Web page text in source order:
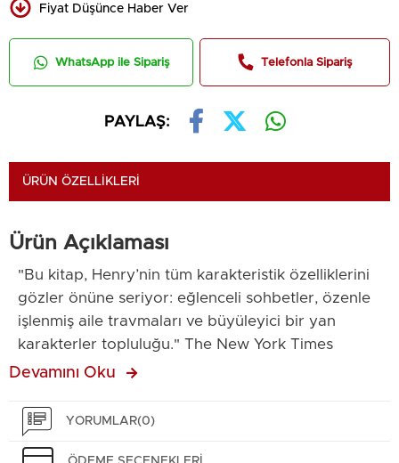
Fiyat Düşünce Haber Ver
WhatsApp ile Sipariş Telefonla Sipariş
PAYLAŞ:
ÜRÜN ÖZELLIKLERI
Ürün Açıklaması
"Bu kitap, Henry’nin tüm karakteristik özelliklerini
gözler önüne seriyor: eğlenceli sohbetler, özenle
işlenmiş aile travmaları ve büyüleyici bir yan
karakterler topluluğu." The New York Times
Daphne, nişanlısı Peter’ın hikâyelerini anlatışını her
olduklarını ve birlikte bir hayat kurmak için
Peter’ın göl kenarındaki memleketine nasıl
Devamını Oku
YORUMLAR(0)